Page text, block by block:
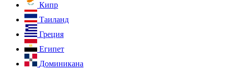
Кипр
Таиланд
Греция
Египет
Доминикана